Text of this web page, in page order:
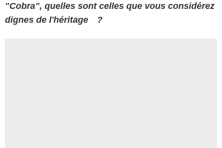
"Cobra", quelles sont celles que vous considérez
dignes de l'héritage ?